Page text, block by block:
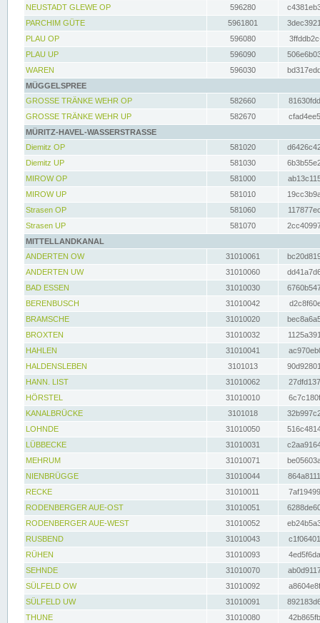
NEUSTADT GLEWE OP
596280
PARCHIM GÜTE
5961801
PLAU OP
596080
PLAU UP
596090
WAREN
596030
MÜGGELSPREE
GROSSE TRÄNKE WEHR OP
582660
GROSSE TRÄNKE WEHR UP
582670
MÜRITZ-HAVEL-WASSERSTRASSE
Diemitz OP
581020
Diemitz UP
581030
MIROW OP
581000
MIROW UP
581010
Strasen OP
581060
Strasen UP
581070
MITTELLANDKANAL
ANDERTEN OW
31010061
ANDERTEN UW
31010060
BAD ESSEN
31010030
BERENBUSCH
31010042
BRAMSCHE
31010020
BROXTEN
31010032
HAHLEN
31010041
HALDENSLEBEN
3101013
HANN. LIST
31010062
HÖRSTEL
31010010
KANALBRÜCKE
3101018
LOHNDE
31010050
LÜBBECKE
31010031
MEHRUM
31010071
NIENBRÜGGE
31010044
RECKE
31010011
RODENBERGER AUE-OST
31010051
RODENBERGER AUE-WEST
31010052
RUSBEND
31010043
RÜHEN
31010093
SEHNDE
31010070
SÜLFELD OW
31010092
SÜLFELD UW
31010091
THUNE
31010080